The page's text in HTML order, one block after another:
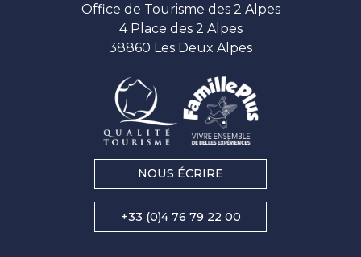
Office de Tourisme des 2 Alpes
4 Place des 2 Alpes
38860 Les Deux Alpes
NOUS ÉCRIRE
+33 (0)4 76 79 22 00